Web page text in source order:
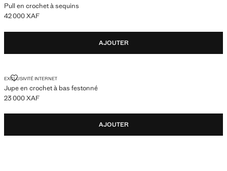
Pull en crochet à sequins
Prix actuel [42 000 XAF ]
42 000 XAF
AJOUTER
EXCLUSIVITÉ INTERNET
Jupe en crochet à bas festonné
JUPE EN CROCHET À BAS FESTONNÉ
Prix actuel [23 000 XAF ]
23 000 XAF
AJOUTER